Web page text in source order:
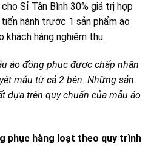
Sỉ Tân Bình 30% giá trị hợp
hành trước 1 sản phẩm áo
khách hàng nghiệm thu.
áo đồng phục được chấp nhận
mẫu từ cả 2 bên. Những sản
dựa trên quy chuẩn của mẫu áo
phục hàng loạt theo quy trình